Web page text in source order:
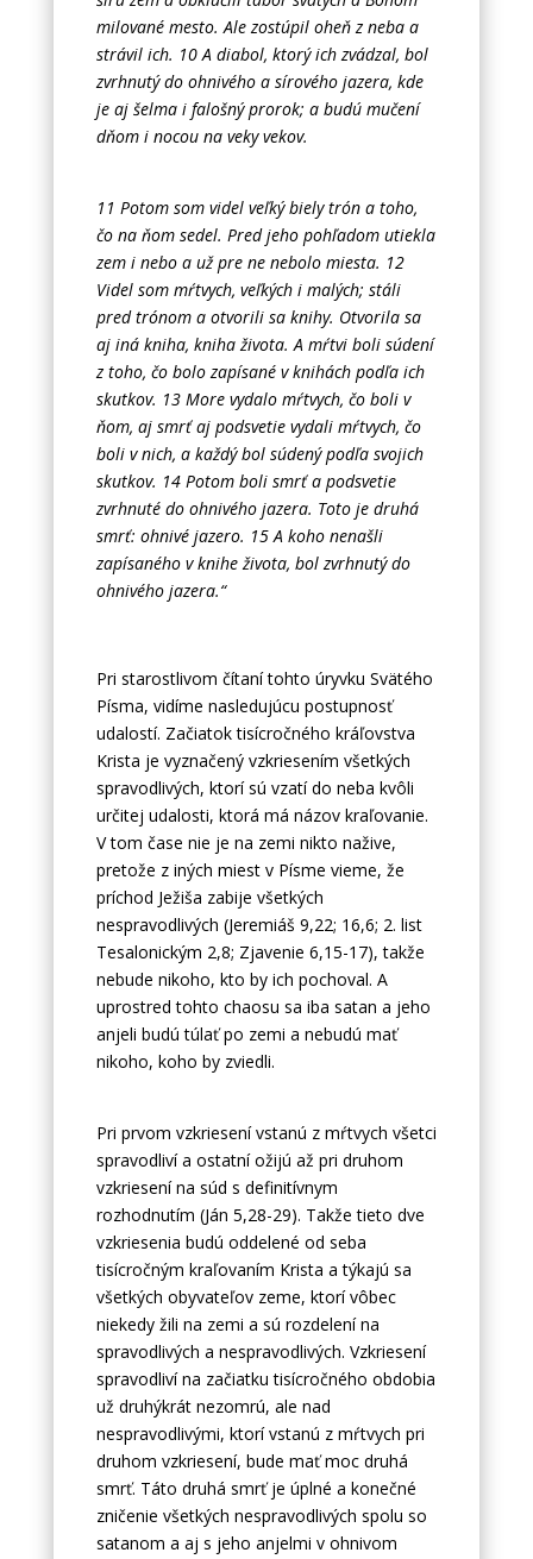
milované mesto. Ale zostúpil oheň z neba a
strávil ich. 10 A diabol, ktorý ich zvádzal, bol
zvrhnutý do ohnivého a sírového jazera, kde
je aj šelma i falošný prorok; a budú mučení
dňom i nocou na veky vekov.
11 Potom som videl veľký biely trón a toho,
čo na ňom sedel. Pred jeho pohľadom utiekla
zem i nebo a už pre ne nebolo miesta. 12
Videl som mŕtvych, veľkých i malých; stáli
pred trónom a otvorili sa knihy. Otvorila sa
aj iná kniha, kniha života. A mŕtvi boli súdení
z toho, čo bolo zapísané v knihách podľa ich
skutkov. 13 More vydalo mŕtvych, čo boli v
ňom, aj smrť aj podsvetie vydali mŕtvych, čo
boli v nich, a každý bol súdený podľa svojich
skutkov. 14 Potom boli smrť a podsvetie
zvrhnuté do ohnivého jazera. Toto je druhá
smrť: ohnivé jazero. 15 A koho nenašli
zapísaného v knihe života, bol zvrhnutý do
ohnivého jazera.“
Pri starostlivom čítaní tohto úryvku Svätého
Písma, vidíme nasledujúcu postupnosť
udalostí. Začiatok tisícročného kráľovstva
Krista je vyznačený vzkriesením všetkých
spravodlivých, ktorí sú vzatí do neba kvôli
určitej udalosti, ktorá má názov kraľovanie.
V tom čase nie je na zemi nikto nažive,
pretože z iných miest v Písme vieme, že
príchod Ježiša zabije všetkých
nespravodlivých (Jeremiáš 9,22; 16,6; 2. list
Tesalonickým 2,8; Zjavenie 6,15-17), takže
nebude nikoho, kto by ich pochoval. A
uprostred tohto chaosu sa iba satan a jeho
anjeli budú túlať po zemi a nebudú mať
nikoho, koho by zviedli.
Pri prvom vzkriesení vstanú z mŕtvych všetci
spravodliví a ostatní ožijú až pri druhom
vzkriesení na súd s definitívnym
rozhodnutím (Ján 5,28-29). Takže tieto dve
vzkriesenia budú oddelené od seba
tisícročným kraľovaním Krista a týkajú sa
všetkých obyvateľov zeme, ktorí vôbec
niekedy žili na zemi a sú rozdelení na
spravodlivých a nespravodlivých. Vzkriesení
spravodliví na začiatku tisícročného obdobia
už druhýkrát nezomrú, ale nad
nespravodlivými, ktorí vstanú z mŕtvych pri
druhom vzkriesení, bude mať moc druhá
smrť. Táto druhá smrť je úplné a konečné
zničenie všetkých nespravodlivých spolu so
satanom a aj s jeho anjelmi v ohnivom